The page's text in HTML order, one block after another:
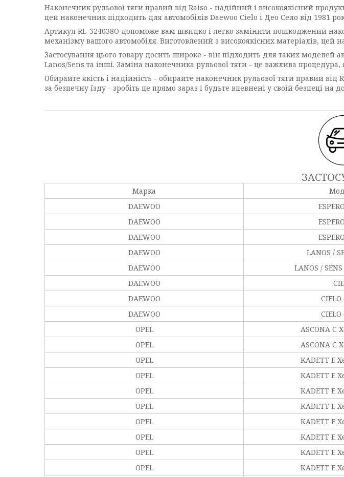
Наконечник рульової тяги правий від Raiso - надійний і високоякісний
цей наконечник підходить для автомобілів Daewoo Cielo і Део Село від 1981
Артикул RL-324038O допоможе вам швидко і легко замінити пошкоджений
механізму вашого автомобіля. Виготовлений з високоякісних матеріалів, цей
Застосування цього товару досить широке - він підходить для таких моделей
Lanos/Sens та інші. Заміна наконечника рульової тяги - це важлива процедура,
Обирайте якість і надійність - обирайте наконечник рульової тяги правий
за безпечну їзду - зробіть це прямо зараз і будьте впевнені у своїй безпеці на
Марка
DAEWOO
DAEWOO
DAEWOO
DAEWOO
LANOS /
DAEWOO
LANOS /
DAEWOO
DAEWOO
DAEWOO
OPEL
ASCONA C
OPEL
ASCONA C
OPEL
KADETT E
OPEL
KADETT E
OPEL
KADETT E
OPEL
KADETT E
OPEL
KADETT E
OPEL
KADETT E
OPEL
KADETT E
OPEL
KADETT E